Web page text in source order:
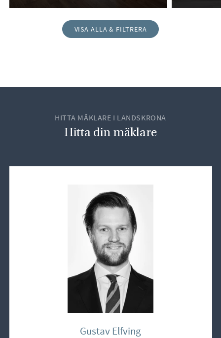
VISA ALLA & FILTRERA
HITTA MÄKLARE I LANDSKRONA
Hitta din mäklare
Gustav Elfving